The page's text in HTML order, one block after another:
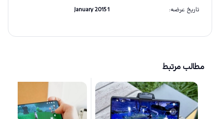
تاریخ عرضه:
1 January 2015
مطالب مرتبط